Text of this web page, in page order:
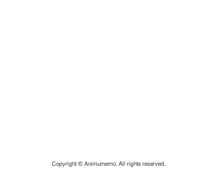
Copyright © Animumemo. All rights reserved.